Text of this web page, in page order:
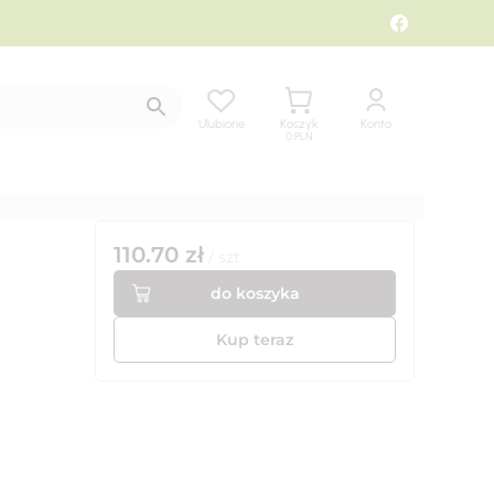
Ulubione
Koszyk
0 PLN
Konto
110.70 zł
do koszyka
Kup teraz